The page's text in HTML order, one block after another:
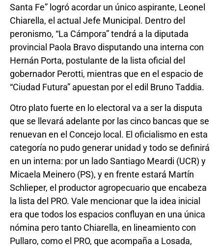
Santa Fe” logró acordar un único aspirante, Leonel
Chiarella, el actual Jefe Municipal. Dentro del
peronismo, “La Cámpora” tendrá a la diputada
provincial Paola Bravo disputando una interna con
Hernán Porta, postulante de la lista oficial del
gobernador Perotti, mientras que en el espacio de
“Ciudad Futura” apuestan por el edil Bruno Taddia.
Otro plato fuerte en lo electoral va a ser la disputa
que se llevará adelante por las cinco bancas que se
renuevan en el Concejo local. El oficialismo en esta
categoría no pudo generar unidad y todo se definirá
en un interna: por un lado Santiago Meardi (UCR) y
Micaela Meinero (PS), y en frente estará Martín
Schlieper, el productor agropecuario que encabeza
la lista del PRO. Vale mencionar que la idea inicial
era que todos los espacios confluyan en una única
nómina pero tanto Chiarella, en lineamiento con
Pullaro, como el PRO, que acompaña a Losada,